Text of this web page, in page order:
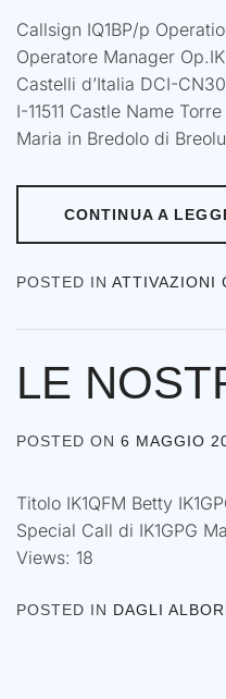
Callsign IQ1BP/p
Operatore Manager
Castelli d’Italia DCI-
I-11511 Castle Name
Maria in Bredolo di
CONTINUA A
POSTED IN ATTIVAZIONI
LE
POSTED ON 6 MAGGIO
Titolo IK1QFM Betty
Special Call di IK1GPG
Views: 18
POSTED IN DAGLI